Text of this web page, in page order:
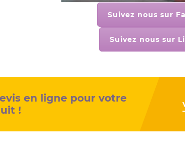
Suivez nous sur
Suivez nous sur
en ligne pour votre
!